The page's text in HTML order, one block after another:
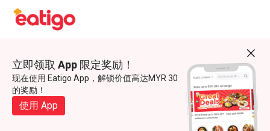
立即领取 App 限定奖励！
现在使用 Eatigo App，解锁价值高达MYR 30
的奖励！
使用 App